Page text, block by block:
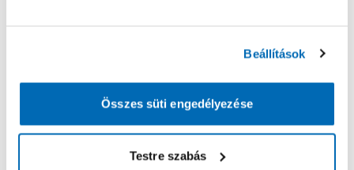
Beállítások
Összes süti engedélyezése
Testre szabás